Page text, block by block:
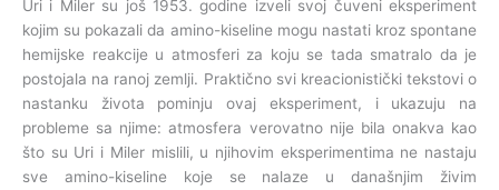
Uri i Miler su još 1953. godine izveli svoj čuveni eksperiment
kojim su pokazali da amino-kiseline mogu nastati kroz spontane
hemijske reakcije u atmosferi za koju se tada smatralo da je
postojala na ranoj zemlji. Praktično svi kreacionistički tekstovi o
nastanku života pominju ovaj eksperiment, i ukazuju na
probleme sa njime: atmosfera verovatno nije bila onakva kao
što su Uri i Miler mislili, u njihovim eksperimentima ne nastaju
sve amino-kiseline koje se nalaze u današnjim živim